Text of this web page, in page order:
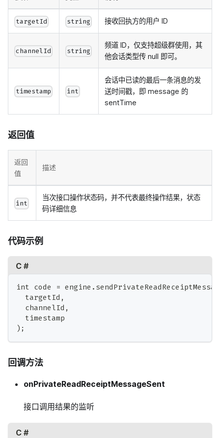
targetId string 接收回执方的用户 ID
channelId string
频道 ID，仅支持超级群使用，其
他会话类型传 null 即可。
timestamp int
会话中已读的最后一条消息的发
送时间戳，即 message 的
sentTime
返回值
返回
值
描述
int
当次接口操作状态码，并不代表最终操作结果，状态
码详细信息
代码示例
C #
int code =
  targetId,
  channelId,
  timestamp
);
回调方法
onPrivateReadReceiptMessageSent
接口调用结果的监听
C #